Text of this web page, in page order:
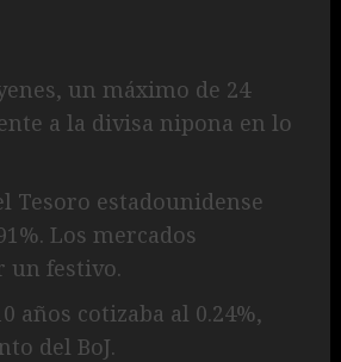
un máximo de 24
a la divisa nipona en lo
Tesoro estadounidense
Los mercados
un festivo.
años cotizaba al 0.24%,
del BoJ.